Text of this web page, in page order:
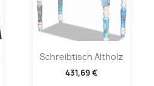
Schreibtisch Altholz
431,69 €